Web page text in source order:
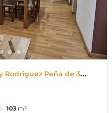
Rodriguez Peña de 3
103 m²